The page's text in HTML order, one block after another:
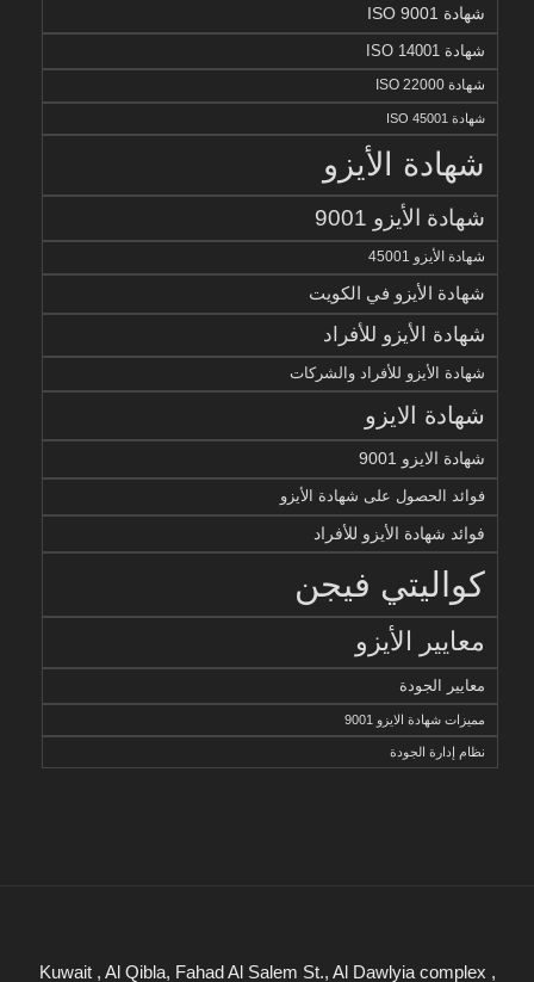
شهادة ISO 9001
شهادة ISO 14001
شهادة ISO 22000
شهادة ISO 45001
شهادة الأيزو
شهادة الأيزو 9001
شهادة الأيزو 45001
شهادة الأيزو في الكويت
شهادة الأيزو للأفراد
شهادة الأيزو للأفراد والشركات
شهادة الايزو
شهادة الايزو 9001
فوائد الحصول على شهادة الأيزو
فوائد شهادة الأيزو للأفراد
كواليتي فيجن
معايير الأيزو
معايير الجودة
مميزات شهادة الايزو 9001
نظام إدارة الجودة
Kuwait , Al Qibla, Fahad Al Salem St., Al Dawlyia complex ,